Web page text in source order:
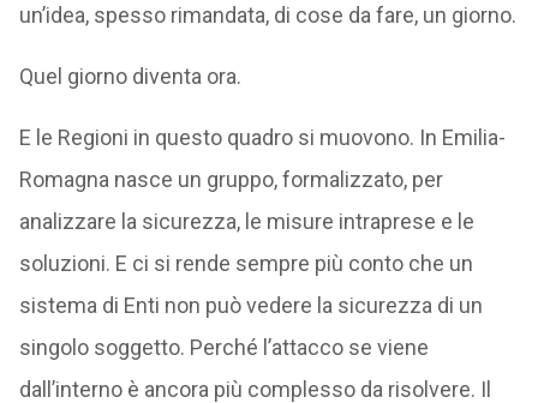
un’idea, spesso rimandata, di cose da fare, un giorno.
Quel giorno diventa ora.
E le Regioni in questo quadro si muovono. In Emilia-
Romagna nasce un gruppo, formalizzato, per
analizzare la sicurezza, le misure intraprese e le
soluzioni. E ci si rende sempre più conto che un
sistema di Enti non può vedere la sicurezza di un
singolo soggetto. Perché l’attacco se viene
dall’interno è ancora più complesso da risolvere. Il